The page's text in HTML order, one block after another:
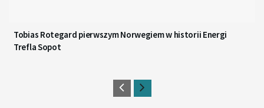
Tobias Rotegard pierwszym Norwegiem w historii Energi
Trefla Sopot